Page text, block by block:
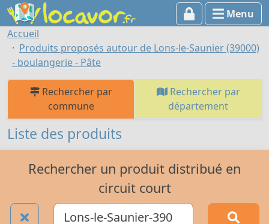
Menu
Accueil
Produits proposés autour de Lons-le-Saunier (39000)
- boulangerie - Pâte
Rechercher par
commune
Rechercher par
département
Liste des produits
Rechercher un produit distribué en
circuit court